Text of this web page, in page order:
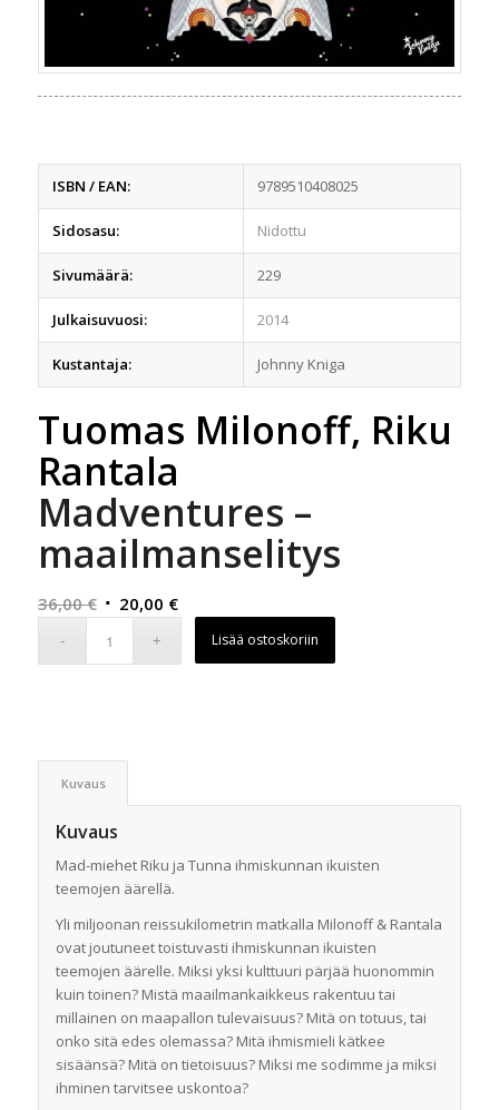
ISBN / EAN: 9789510408025
Sidosasu: Nidottu
Sivumäärä: 229
Julkaisuvuosi: 2014
Kustantaja: Johnny Kniga
Tuomas Milonoff, Riku
Rantala
Madventures –
maailmanselitys
36,00€ Alkuperäinen
20,00 €Nykyinen
Lisää ostoskoriin
Kuvaus
Kuvaus
Mad-miehet Riku ja Tunna ihmiskunnan ikuisten
teemojen äärellä.
Yli miljoonan reissukilometrin matkalla Milonoff & Rantala
ovat joutuneet toistuvasti ihmiskunnan ikuisten
teemojen äärelle. Miksi yksi kulttuuri pärjää huonommin
kuin toinen? Mistä maailmankaikkeus rakentuu tai
millainen on maapallon tulevaisuus? Mitä on totuus, tai
onko sitä edes olemassa? Mitä ihmismieli kätkee
sisäänsä? Mitä on tietoisuus? Miksi me sodimme ja miksi
ihminen tarvitsee uskontoa?